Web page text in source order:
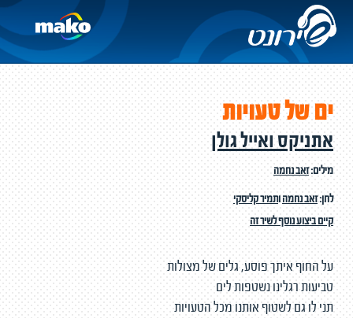
ים של טעויות
אתניקס ואייל גולן
מילים:זאב נחמה
לחן:זאב נחמהותמיר קליסקי
קיים ביצוע נוסף לשיר זה
על החוף איתך פוסע, גלים של מצולות
טביעות רגלינו נשטפות לים
תני לו גם לשטוף אותנו מכל הטעויות